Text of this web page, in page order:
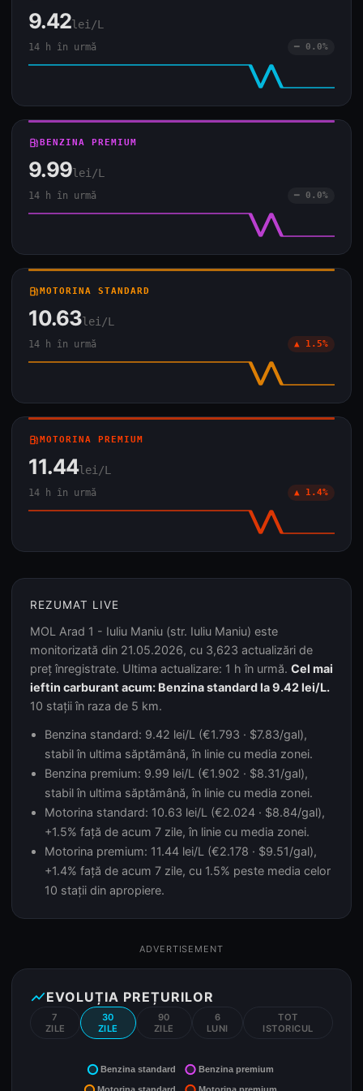
9.42lei/L
14 h în urmă ━ 0.0%
local_gas_stationBENZINA PREMIUM
9.99lei/L
14 h în urmă ━ 0.0%
local_gas_stationMOTORINA STANDARD
10.63lei/L
14 h în urmă ▲ 1.5%
local_gas_stationMOTORINA PREMIUM
11.44lei/L
14 h în urmă ▲ 1.4%
REZUMAT LIVE
MOL Arad 1 - Iuliu Maniu (str. Iuliu Maniu) este
monitorizată din 21.05.2026, cu 3,623 actualizări de
preț înregistrate. Ultima actualizare: 1 h în urmă. Cel mai
ieftin carburant acum: Benzina standard la 9.42 lei/L.
10 stații în raza de 5 km.
Benzina standard: 9.42 lei/L (€1.793 · $7.83/gal),
stabil în ultima săptămână, în linie cu media zonei.
Benzina premium: 9.99 lei/L (€1.902 · $8.31/gal),
stabil în ultima săptămână, în linie cu media zonei.
Motorina standard: 10.63 lei/L (€2.024 · $8.84/gal),
+1.5% față de acum 7 zile, în linie cu media zonei.
Motorina premium: 11.44 lei/L (€2.178 · $9.51/gal),
+1.4% față de acum 7 zile, cu 1.5% peste media celor
10 stații din apropiere.
ADVERTISEMENT
show_chartEVOLUȚIA PREȚURILOR
7
ZILE
30
ZILE
90
ZILE
6
LUNI
TOT
ISTORICUL